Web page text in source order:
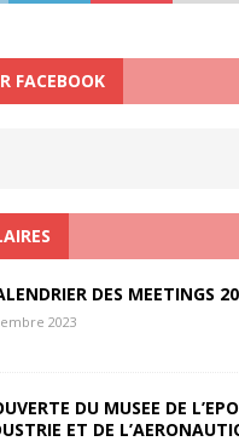
FACEBOOK
DES MEETINGS
2023
DU MUSEE DE
ET DE